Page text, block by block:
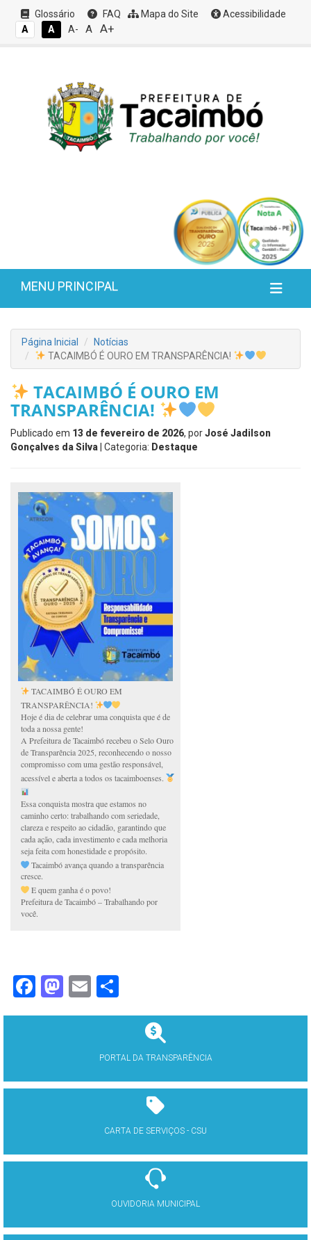
Glossário FAQ Mapa do Site
Acessibilidade
A
A A- A A+
MENU PRINCIPAL
Página Inicial
Notícias
TACAIMBÓ É OURO EM TRANSPARÊNCIA!
TACAIMBÓ É OURO EM
TRANSPARÊNCIA!
Publicado em 13 de fevereiro de 2026, porJosé Jadilson
Gonçalves da Silva | Categoria: Destaque
TACAIMBÓ É OURO EM
TRANSPARÊNCIA!
Hoje é dia de celebrar uma conquista que é de
toda a nossa gente!
A Prefeitura de Tacaimbó recebeu o Selo Ouro
de Transparência 2025, reconhecendo o nosso
compromisso com uma gestão responsável,
acessível e aberta a todos os tacaimboenses.
Essa conquista mostra que estamos no
caminho certo: trabalhando com seriedade,
clareza e respeito ao cidadão, garantindo que
cada ação, cada investimento e cada melhoria
seja feita com honestidade e propósito.
Tacaimbó avança quando a transparência
cresce.
E quem ganha é o povo!
Prefeitura de Tacaimbó – Trabalhando por
você.
Facebook
Mastodon
Email
PORTAL DA TRANSPARÊNCIA
CARTA DE SERVIÇOS - CSU
OUVIDORIA MUNICIPAL